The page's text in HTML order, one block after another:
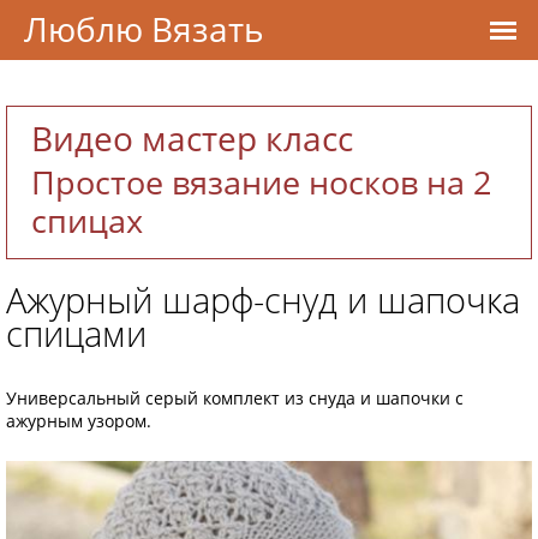
Видео мастер класс
Простое вязание носков на 2
спицах
Ажурный шарф-снуд и шапочка
спицами
Универсальный серый комплект из снуда и шапочки с
ажурным узором.
Люблю Вязать